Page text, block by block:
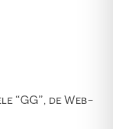
“GG”, de Web-